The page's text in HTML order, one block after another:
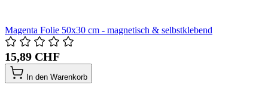
Magenta Folie 50x30 cm - magnetisch & selbstklebend
15,89 CHF
In den Warenkorb